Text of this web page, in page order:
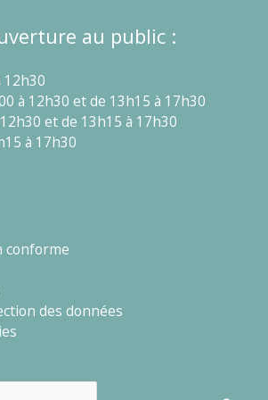
au public :
12h30
à 12h30 et de 13h15 à 17h30
et de 13h15 à 17h30
à 17h30
conforme
des données